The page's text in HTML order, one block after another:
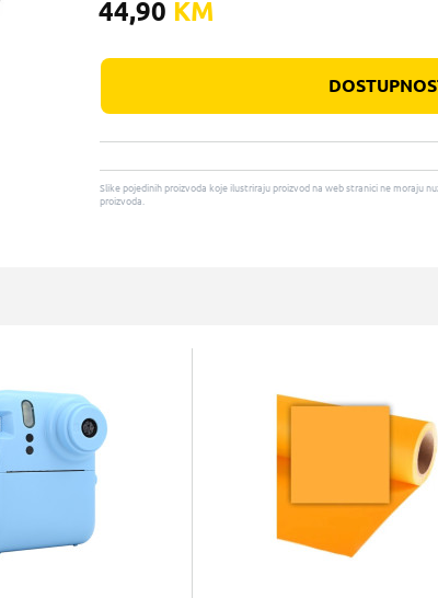
44,90 KM
Slike pojedinih proizvoda koje ilustriraju proizvod na web stranici ne moraju
proizvoda.